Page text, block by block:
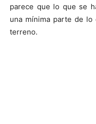
parece que lo que se
una mínima parte de
terreno.